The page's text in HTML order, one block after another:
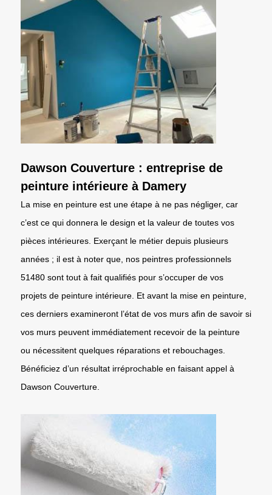
Dawson Couverture : entreprise de
peinture intérieure à Damery
La mise en peinture est une étape à ne pas négliger, car
c’est ce qui donnera le design et la valeur de toutes vos
pièces intérieures. Exerçant le métier depuis plusieurs
années ; il est à noter que, nos peintres professionnels
51480 sont tout à fait qualifiés pour s’occuper de vos
projets de peinture intérieure. Et avant la mise en peinture,
ces derniers examineront l’état de vos murs afin de savoir si
vos murs peuvent immédiatement recevoir de la peinture
ou nécessitent quelques réparations et rebouchages.
Bénéficiez d’un résultat irréprochable en faisant appel à
Dawson Couverture.